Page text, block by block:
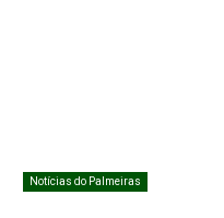
Notícias do Palmeiras